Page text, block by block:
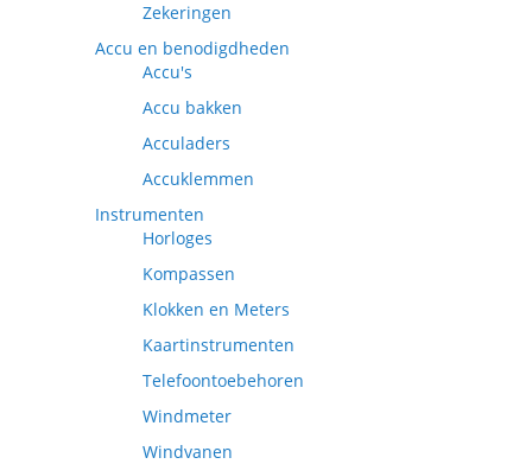
Zekeringen
Accu en benodigdheden
Accu's
Accu bakken
Acculaders
Accuklemmen
Instrumenten
Horloges
Kompassen
Klokken en Meters
Kaartinstrumenten
Telefoontoebehoren
Windmeter
Windvanen